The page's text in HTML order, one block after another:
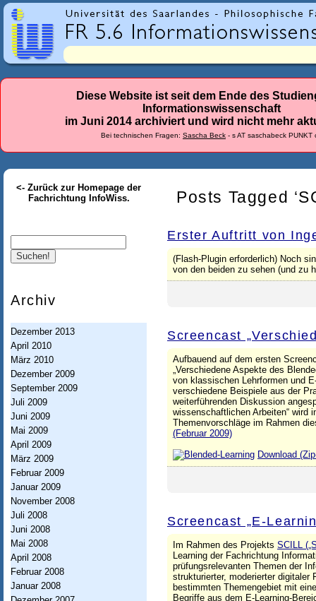
r
l
a
n
-
h
r
c
h
t
u
n
g
I
n
f
o
r
m
a
t
i
Diese Website ist seit dem Ende des
Informationswissenschaft
im Juni 2014 archiviert und wird nicht mehr
Bei technischen Fragen: Sascha Beck - s AT saschabeck PUNKT
<- Zurück zur Homepage der
Fachrichtung InfoWiss.
Archiv
Dezember 2013
April 2010
März 2010
Dezember 2009
September 2009
Juli 2009
Juni 2009
Mai 2009
April 2009
März 2009
Februar 2009
Januar 2009
November 2008
Juli 2008
Juni 2008
Mai 2008
April 2008
Februar 2008
Januar 2008
Posts Tagged
Erster Auftritt von
(Flash-Plugin erforderlich) Noch
von den beiden zu sehen (und zu
Screencast
Aufbauend auf dem ersten
„Verschiedene Aspekte des
von klassischen Lehrformen und
verschiedene Beispiele aus der
weiterführenden Diskussion
wissenschaftlichen Arbeiten“ wird
Themenvorschläge im Rahmen
(Februar 2009)
Download
Screencast „E-
Im Rahmen des Projekts SCILL
Learning der Fachrichtung
prüfungsrelevanten Themen der
strukturierter, moderierter digitaler
bestimmten Themengebiet mit
Begriffe aus dem E-Learning-